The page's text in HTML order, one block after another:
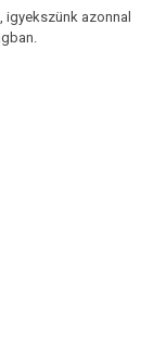
azonnal